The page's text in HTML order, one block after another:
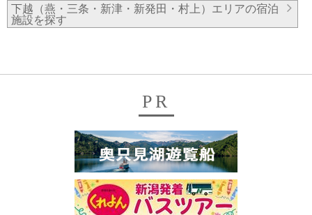
下越（燕・三条・新津・新発田・村上）エリアの宿泊
施設を探す
PR